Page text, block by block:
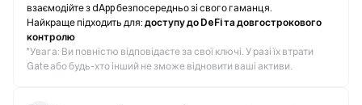
взаємодійте з dApp безпосередньо зі свого гаманця.
Найкраще підходить для: доступу до DeFi та довгострокового
контролю
*Увага: Ви повністю відповідаєте за свої ключі. У разі їх втрати
Gate або будь-хто інший не зможе відновити ваші активи.